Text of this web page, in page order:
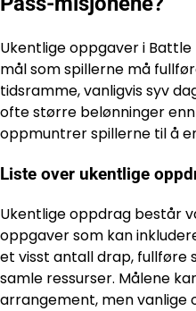
Ukentlige oppgaver i
mål som spillerne må
tidsramme, vanligvis syv
ofte større belønninger
oppmuntrer spillerne til å
Liste over ukentlige
Ukentlige oppdrag består
oppgaver som kan
et visst antall drap, fullføre
samle ressurser. Målene
arrangement, men vanlige